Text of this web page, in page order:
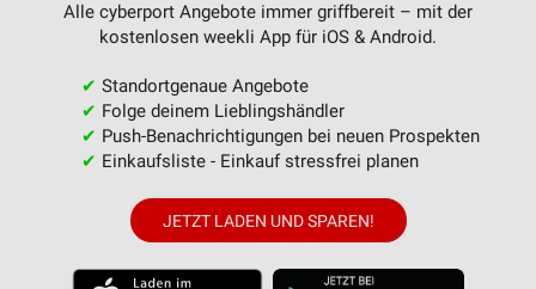
Alle cyberport Angebote immer griffbereit – mit der
kostenlosen weekli App für iOS & Android.
✔ Standortgenaue Angebote
✔ Folge deinem Lieblingshändler
✔ Push-Benachrichtigungen bei neuen Prospekten
✔ Einkaufsliste - Einkauf stressfrei planen
JETZT LADEN UND SPAREN!